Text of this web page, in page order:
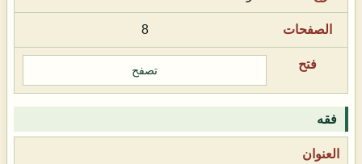
8
تصفح
فقه